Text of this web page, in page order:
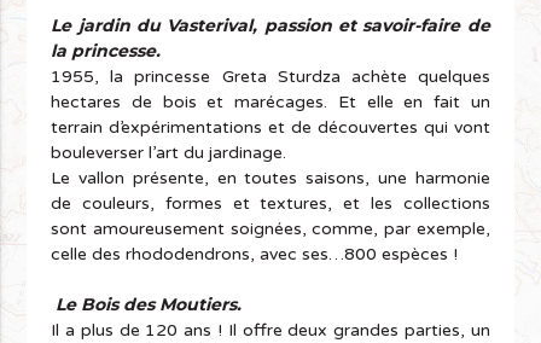
Le jardin du Vasterival, passion et savoir-faire de
la princesse.
1955, la princesse Greta Sturdza achète quelques
hectares de bois et marécages. Et elle en fait un
terrain d’expérimentations et de découvertes qui vont
bouleverser l’art du jardinage.
Le vallon présente, en toutes saisons, une harmonie
de couleurs, formes et textures, et les collections
sont amoureusement soignées, comme, par exemple,
celle des rhododendrons, avec ses…800 espèces !
Le Bois des Moutiers.
Il a plus de 120 ans ! Il offre deux grandes parties, un